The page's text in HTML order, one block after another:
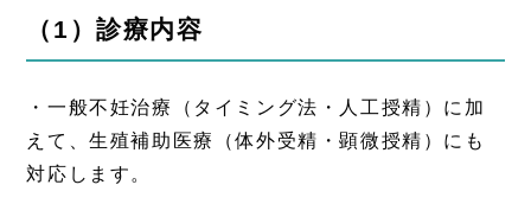
（1）診療内容
・一般不妊治療（タイミング法・人工授精）に加
えて、生殖補助医療（体外受精・顕微授精）にも
対応します。